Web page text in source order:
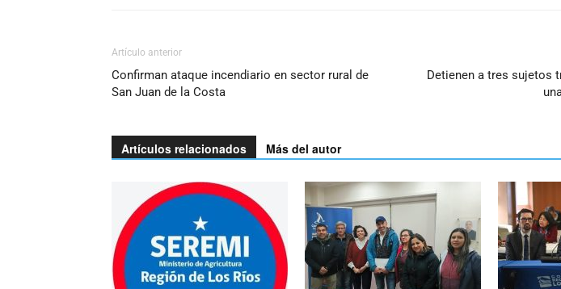
Artículo anterior
Confirman ataque incendiario en sector rural de
San Juan de la Costa
Detienen a tres sujetos
Artículos relacionados Más del autor